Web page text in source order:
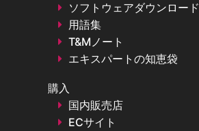
ソフトウェアダウンロード
用語集
T&Mノート
エキスパートの知恵袋
購入
国内販売店
ECサイト